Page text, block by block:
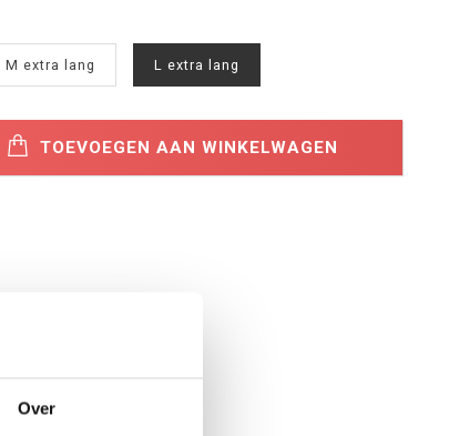
Over
M extra lang L extra lang
TOEVOEGEN AAN WINKELWAGEN